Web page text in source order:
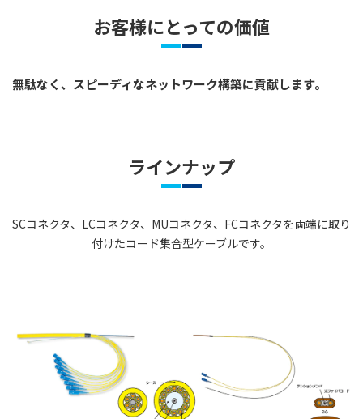
お客様にとっての価値
無駄なく、スピーディなネットワーク構築に貢献します。
ラインナップ
SCコネクタ、LCコネクタ、MUコネクタ、FCコネクタを両端に取り
付けたコード集合型ケーブルです。